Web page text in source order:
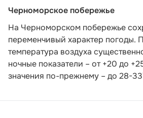
Черноморское побережье
На Черноморском побережье
переменчивый характер погоды.
температура воздуха
ночные показатели – от +20 до
значения по-прежнему – до 28-